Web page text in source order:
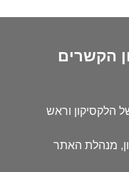
הקשרים
הלקסיקון וראש
מנהלת האתר